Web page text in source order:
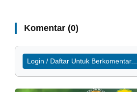
Komentar (0)
Login / Daftar Untuk Berkomentar...